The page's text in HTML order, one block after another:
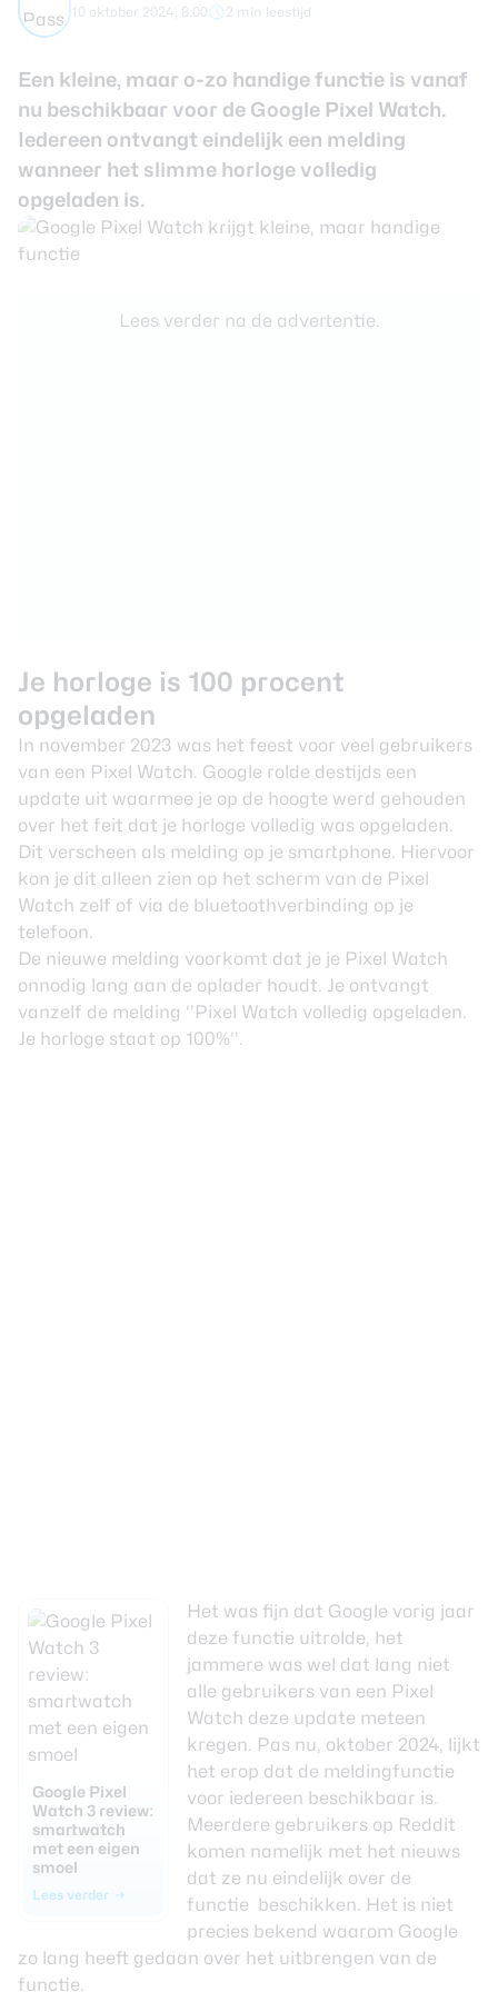
10 oktober 2024, 8:00 2 min leestijd
Een kleine, maar o-zo handige functie is vanaf
nu beschikbaar voor de Google Pixel Watch.
Iedereen ontvangt eindelijk een melding
wanneer het slimme horloge volledig
opgeladen is.
Lees verder na de advertentie.
Je horloge is 100 procent
opgeladen
In november 2023 was het feest voor veel gebruikers
van een Pixel Watch. Google rolde destijds een
update uit waarmee je op de hoogte werd gehouden
over het feit dat je horloge volledig was opgeladen.
Dit verscheen als melding op je smartphone. Hiervoor
kon je dit alleen zien op het scherm van de Pixel
Watch zelf of via de bluetoothverbinding op je
telefoon.
De nieuwe melding voorkomt dat je je Pixel Watch
onnodig lang aan de oplader houdt. Je ontvangt
vanzelf de melding ‘’Pixel Watch volledig opgeladen.
Je horloge staat op 100%’’.
Google Pixel
Watch 3 review:
smartwatch
met een eigen
smoel
Lees verder
Het was fijn dat Google vorig jaar
deze functie uitrolde, het
jammere was wel dat lang niet
alle gebruikers van een Pixel
Watch deze update meteen
kregen. Pas nu, oktober 2024, lijkt
het erop dat de meldingfunctie
voor iedereen beschikbaar is.
Meerdere gebruikers op Reddit
komen namelijk met het nieuws
dat ze nu eindelijk over de
functie beschikken. Het is niet
precies bekend waarom Google
zo lang heeft gedaan over het uitbrengen van de
functie.